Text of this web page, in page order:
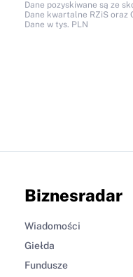
Dane pozyskiwane są ze
Dane kwartalne RZiS oraz
Dane w tys. PLN
Biznesradar
Wiadomości
Giełda
Fundusze